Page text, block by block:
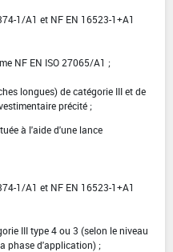
1/A1 et NF EN 16523-1+A1
NF EN ISO 27065/A1 ;
longues) de catégorie III et de
précité ;
à l'aide d'une lance
1/A1 et NF EN 16523-1+A1
III type 4 ou 3 (selon le niveau
phase d'application) ;